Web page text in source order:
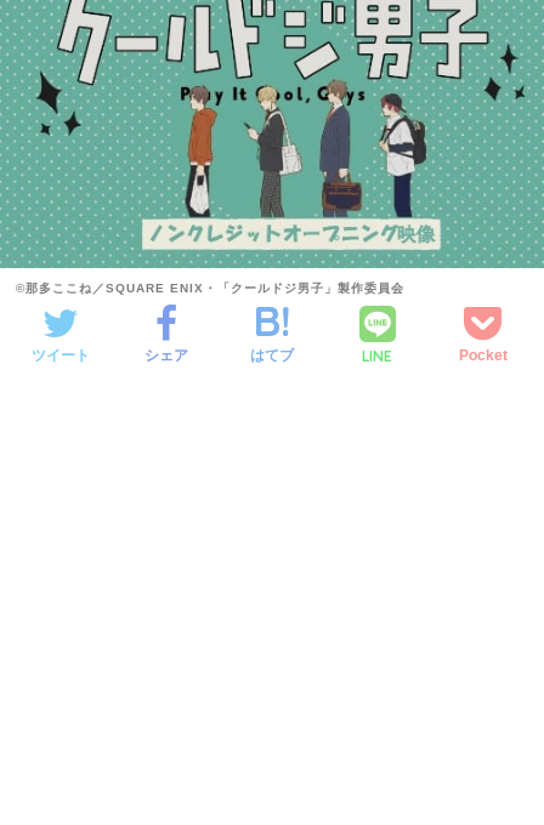
©那多ここね／SQUARE ENIX・「クールドジ男子」製作委員会
ツイート シェア はてブ LINE Pocket